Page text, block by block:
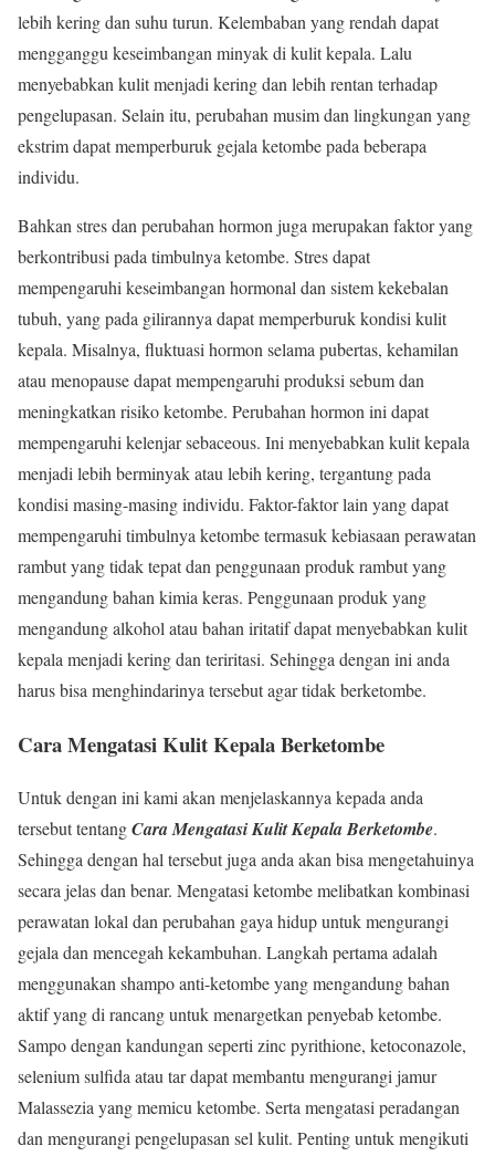
lebih kering dan suhu turun. Kelembaban yang rendah dapat
mengganggu keseimbangan minyak di kulit kepala. Lalu
menyebabkan kulit menjadi kering dan lebih rentan terhadap
pengelupasan. Selain itu, perubahan musim dan lingkungan yang
ekstrim dapat memperburuk gejala ketombe pada beberapa
individu.
Bahkan stres dan perubahan hormon juga merupakan faktor yang
berkontribusi pada timbulnya ketombe. Stres dapat
mempengaruhi keseimbangan hormonal dan sistem kekebalan
tubuh, yang pada gilirannya dapat memperburuk kondisi kulit
kepala. Misalnya, fluktuasi hormon selama pubertas, kehamilan
atau menopause dapat mempengaruhi produksi sebum dan
meningkatkan risiko ketombe. Perubahan hormon ini dapat
mempengaruhi kelenjar sebaceous. Ini menyebabkan kulit kepala
menjadi lebih berminyak atau lebih kering, tergantung pada
kondisi masing-masing individu. Faktor-faktor lain yang dapat
mempengaruhi timbulnya ketombe termasuk kebiasaan perawatan
rambut yang tidak tepat dan penggunaan produk rambut yang
mengandung bahan kimia keras. Penggunaan produk yang
mengandung alkohol atau bahan iritatif dapat menyebabkan kulit
kepala menjadi kering dan teriritasi. Sehingga dengan ini anda
harus bisa menghindarinya tersebut agar tidak berketombe.
Cara Mengatasi Kulit Kepala Berketombe
Untuk dengan ini kami akan menjelaskannya kepada anda
tersebut tentangCara Mengatasi Kulit Kepala Berketombe.
Sehingga dengan hal tersebut juga anda akan bisa mengetahuinya
secara jelas dan benar. Mengatasi ketombe melibatkan kombinasi
perawatan lokal dan perubahan gaya hidup untuk mengurangi
gejala dan mencegah kekambuhan. Langkah pertama adalah
menggunakan shampo anti-ketombe yang mengandung bahan
aktif yang di rancang untuk menargetkan penyebab ketombe.
Sampo dengan kandungan seperti zinc pyrithione, ketoconazole,
selenium sulfida atau tar dapat membantu mengurangi jamur
Malassezia yang memicu ketombe. Serta mengatasi peradangan
dan mengurangi pengelupasan sel kulit. Penting untuk mengikuti